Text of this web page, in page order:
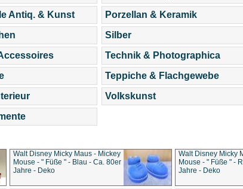
Antiq. & Kunst
Porzellan & Keramik
Silber
Technik & Photographica
Teppiche & Flachgewebe
Volkskunst
Walt Disney Micky Maus - Mickey
Mouse - " Füße " - Blau - Ca. 80er
Jahre - Deko
Walt Disney Micky
Mouse - " Füße " -
Jahre - Deko